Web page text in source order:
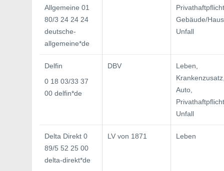
Allgemeine 01
80/3 24 24 24
deutsche-
allgemeine*de
Gebäude/
Unfall
Delfin
0 18 03/33 37
00 delfin*de
DBV
Leben,
Auto,
Unfall
Delta Direkt 0
89/5 52 25 00
delta-direkt*de
LV von 1871 Leben